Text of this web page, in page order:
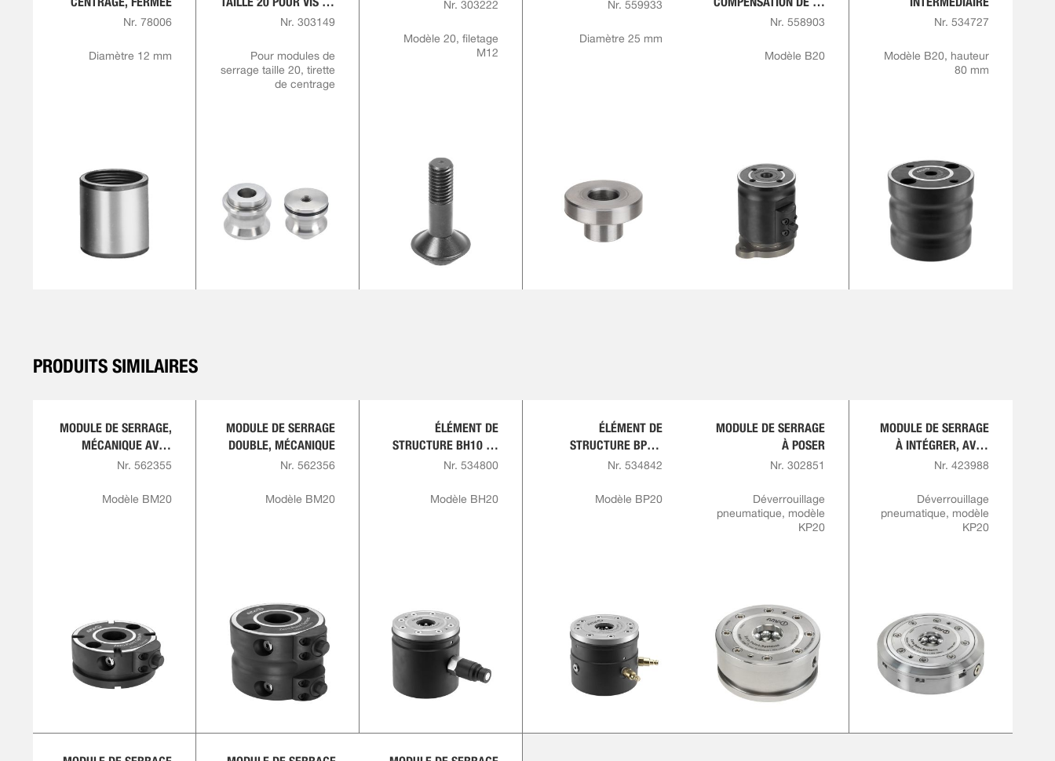
Nr. 78006
Diamètre 12 mm
TIRETTE M10 ET M12
Nr. 303149
Pour modules de
serrage taille 20, tirette
de centrage
Nr. 303222
Modèle 20, filetage
M12
Nr. 559933
Diamètre 25 mm
HAUTEUR
Nr. 558903
Modèle B20
Nr. 534727
Modèle B20, hauteur
80 mm
PRODUITS SIMILAIRES
MODULE DE SERRAGE,
MÉCANIQUE AVEC
INDEXATION
Nr. 562355
Modèle BM20
MODULE DE SERRAGE
DOUBLE, MÉCANIQUE
Nr. 562356
Modèle BM20
ÉLÉMENT DE
STRUCTURE BH10 ET
BH20, HYDRAULIQUE
Nr. 534800
Modèle BH20
ÉLÉMENT DE
STRUCTURE BP10,
BP10.3 ET BP20,
Nr. 534842
Modèle BP20
MODULE DE SERRAGE
À POSER
Nr. 302851
Déverrouillage
pneumatique, modèle
KP20
MODULE DE SERRAGE
À INTÉGRER, AVEC
FLASQUE
Nr. 423988
Déverrouillage
pneumatique, modèle
KP20